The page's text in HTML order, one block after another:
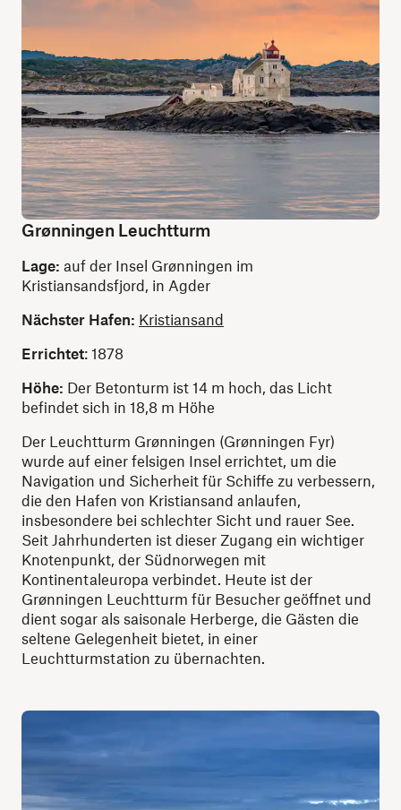
Grønningen Leuchtturm
Lage: auf der Insel Grønningen im
Kristiansandsfjord, in Agder
Nächster Hafen: Kristiansand
Errichtet: 1878
Höhe: Der Betonturm ist 14 m hoch, das Licht
befindet sich in 18,8 m Höhe
Der Leuchtturm Grønningen (Grønningen Fyr)
wurde auf einer felsigen Insel errichtet, um die
Navigation und Sicherheit für Schiffe zu verbessern,
die den Hafen von Kristiansand anlaufen,
insbesondere bei schlechter Sicht und rauer See.
Seit Jahrhunderten ist dieser Zugang ein wichtiger
Knotenpunkt, der Südnorwegen mit
Kontinentaleuropa verbindet. Heute ist der
Grønningen Leuchtturm für Besucher geöffnet und
dient sogar als saisonale Herberge, die Gästen die
seltene Gelegenheit bietet, in einer
Leuchtturmstation zu übernachten.